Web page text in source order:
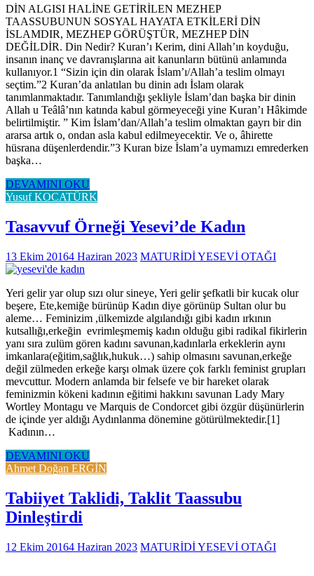
DİN ALGISI HALİNE GETİRİLEN MEZHEP
TAASSUBUNUN SOSYAL HAYATA ETKİLERİ DİN
İSLAMDIR, MEZHEP GÖRÜŞTÜR, MEZHEP DİN
DEĞİLDİR. Din Nedir? Kuran’ı Kerim, dini Allah’ın koyduğu,
insanın inanç ve davranışlarına ait kanunların bütünü anlamında
kullanıyor.1 “Sizin için din olarak İslam’ı/Allah’a teslim olmayı
seçtim.”2 Kuran’da anlatılan bu dinin adı İslam olarak
tanımlanmaktadır. Tanımlandığı şekliyle İslam’dan başka bir dinin
Allah u Teâlâ’nın katında kabul görmeyeceği yine Kuran’ı Hâkimde
belirtilmiştir. ” Kim İslam’dan/Allah’a teslim olmaktan gayrı bir din
ararsa artık o, ondan asla kabul edilmeyecektir. Ve o, âhirette
hüsrana düşenlerdendir.”3 Kuran bize İslam’a uymamızı emrederken
başka…
DEVAMINI OKU
Yusuf KOCATÜRK
Tasavvuf Örneği Yesevi’de Kadın
13 Ekim 20164 Haziran 2023 MATURİDİ YESEVİ OTAĞI
Yeri gelir yar olup sızı olur sineye, Yeri gelir şefkatli bir kucak olur
beşere, Ete,kemiğe bürünüp Kadın diye görünüp Sultan olur bu
aleme… Feminizim ,ülkemizde algılandığı gibi kadın ırkının
kutsallığı,erkeğin evrimleşmemiş kadın olduğu gibi radikal fikirlerin
yanı sıra zulüm gören kadını savunan,kadınlarla erkeklerin aynı
imkanlara(eğitim,sağlık,hukuk…) sahip olmasını savunan,erkeğe
değil zülmeden erkeğe karşı olmak üzere çok farklı feminist grupları
mevcuttur. Modern anlamda bir felsefe ve bir hareket olarak
feminizmin kökeni kadının eğitimi hakkını savunan Lady Mary
Wortley Montagu ve Marquis de Condorcet gibi özgür düşünürlerin
de içinde yer aldığı Aydınlanma dönemine götürülmektedir.[1]
Kadının…
DEVAMINI OKU
Ahmet Doğan ERGİN
Tabiiyet Taklidi, Taklit Taassubu
Dinleştirdi
12 Ekim 20164 Haziran 2023 MATURİDİ YESEVİ OTAĞI